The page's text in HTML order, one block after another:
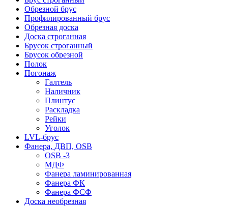
Обрезной брус
Профилированный брус
Обрезная доска
Доска строганная
Брусок строганный
Брусок обрезной
Полок
Погонаж
Галтель
Наличник
Плинтус
Раскладка
Рейки
Уголок
LVL-брус
Фанера, ДВП, OSB
OSB -3
МДФ
Фанера ламинированная
Фанера ФК
Фанера ФСФ
Доска необрезная